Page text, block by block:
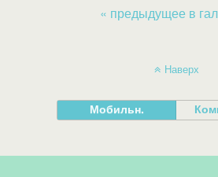
« предыдущее в
Наверх
Мобильн.